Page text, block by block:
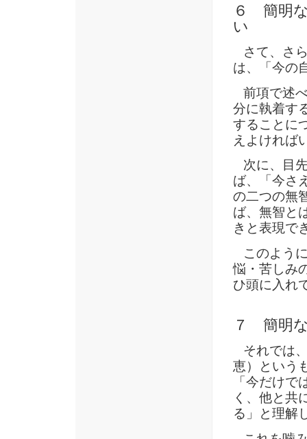
６ 簡明
い
さて、さ
は、「今の
前項で述
分に執着す
することに
えよければ
次に、目
ば、「今さ
の二つの無
ば、無智と
きと表現で
このよう
悩・苦しみ
ひ頭に入れ
７ 簡明
それでは
恵）という
「今だけ
く、他と共
る」と理解